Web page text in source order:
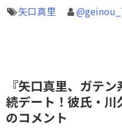
矢口真里
『矢口真里、ガテ
続デート！彼氏・
のコメント